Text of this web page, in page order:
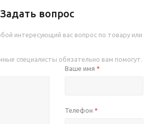
Задать вопрос
интересующий вас вопрос по товару или
специалисты обязательно вам помогут.
Ваше имя *
Телефон *